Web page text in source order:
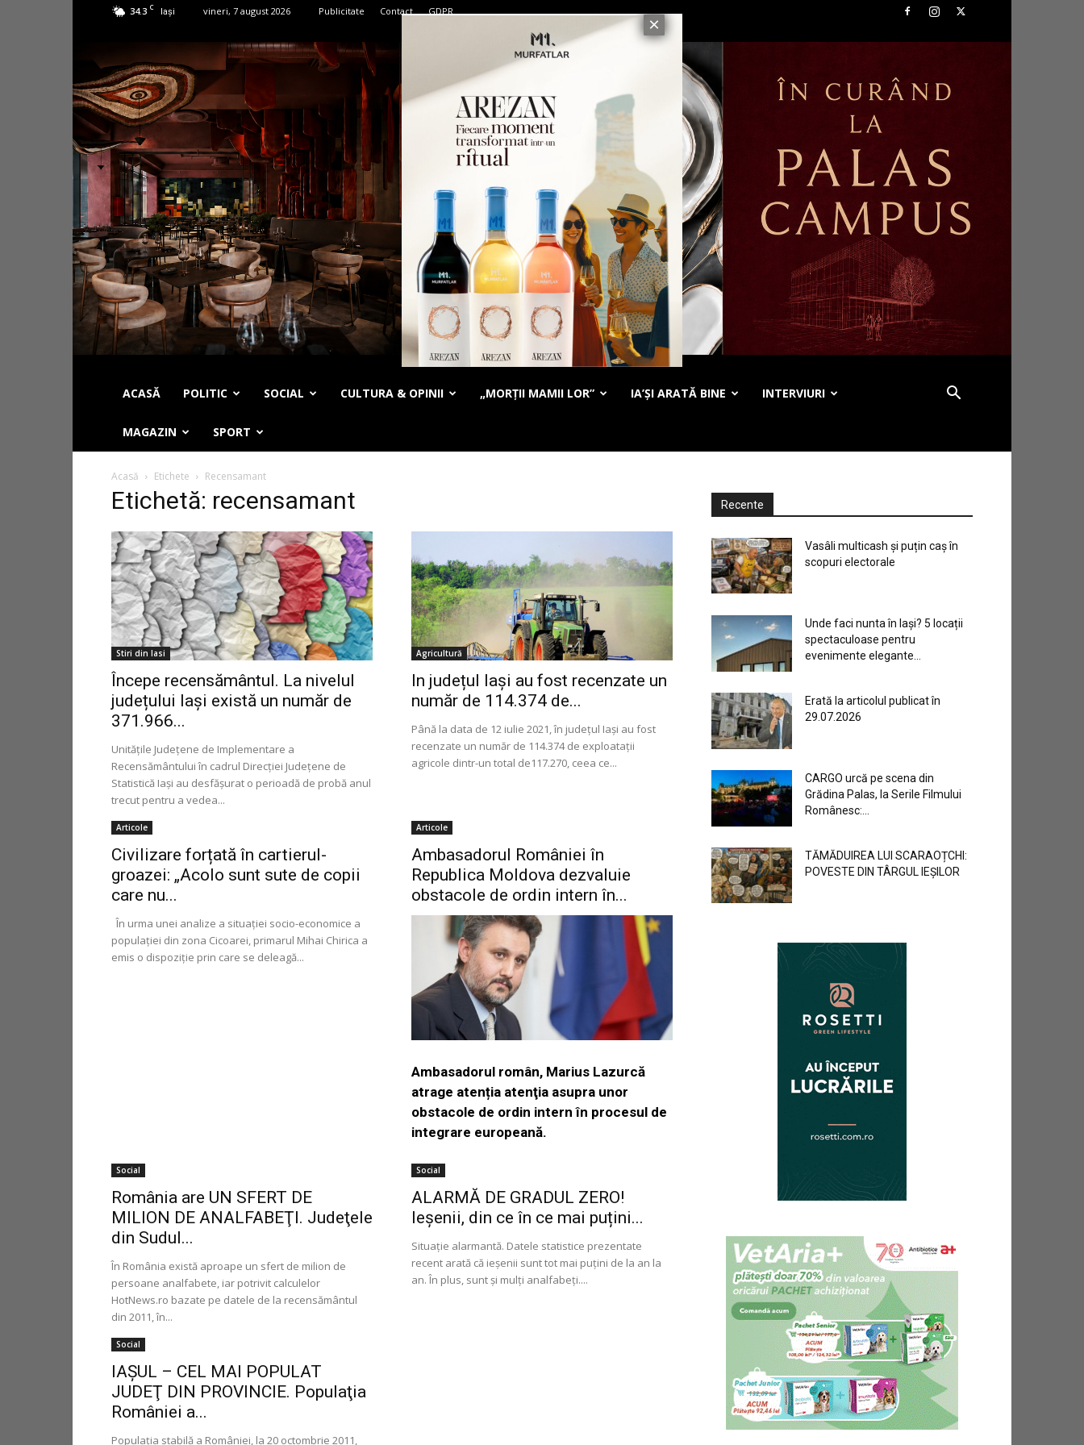
34.3 C Iași vineri, 7 august 2026 Publicitate Contact GDPR
ACASĂ POLITIC SOCIAL CULTURA & OPINII „MORȚII MAMII LOR” IA’ȘI ARATĂ BINE INTERVIURI
MAGAZIN SPORT
Acasă Etichete Recensamant
Etichetă: recensamant
Stiri din Iasi
Începe recensământul. La nivelul
județului Iași există un număr de
371.966...
Unităţile Judeţene de Implementare a
Recensământului în cadrul Direcţiei Judeţene de
Statistică Iaşi au desfășurat o perioadă de probă anul
trecut pentru a vedea...
Agricultură
In județul Iași au fost recenzate un
număr de 114.374 de...
Până la data de 12 iulie 2021, în județul Iași au fost
recenzate un număr de 114.374 de exploatații
agricole dintr-un total de117.270, ceea ce...
Articole
Civilizare forțată în cartierul-
groazei: „Acolo sunt sute de copii
care nu...
În urma unei analize a situaţiei socio-economice a
populaţiei din zona Cicoarei, primarul Mihai Chirica a
emis o dispoziţie prin care se deleagă...
Articole
Ambasadorul României în
Republica Moldova dezvaluie
obstacole de ordin intern în...
Ambasadorul român, Marius Lazurcă
atrage atenția atenţia asupra unor
obstacole de ordin intern în procesul de
integrare europeană.
Social
România are UN SFERT DE
MILION DE ANALFABEŢI. Judeţele
din Sudul...
În România există aproape un sfert de milion de
persoane analfabete, iar potrivit calculelor
HotNews.ro bazate pe datele de la recensământul
din 2011, în...
Social
ALARMĂ DE GRADUL ZERO!
Ieșenii, din ce în ce mai puțini...
Situație alarmantă. Datele statistice prezentate
recent arată că ieșenii sunt tot mai puțini de la an la
an. În plus, sunt și mulți analfabeți....
Social
IAŞUL – CEL MAI POPULAT
JUDEŢ DIN PROVINCIE. Populaţia
României a...
Populaţia stabilă a României, la 20 octombrie 2011,
Recente
Vasâli multicash și puțin caș în
scopuri electorale
Unde faci nunta în Iași? 5 locații
spectaculoase pentru
evenimente elegante...
Erată la articolul publicat în
29.07.2026
CARGO urcă pe scena din
Grădina Palas, la Serile Filmului
Românesc:...
TĂMĂDUIREA LUI SCARAOȚCHI:
POVESTE DIN TÂRGUL IEȘILOR